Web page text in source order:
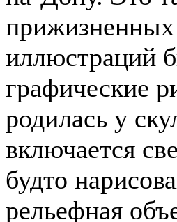
прижизненных
иллюстраций
графические
родилась у
включается
будто
рельефная